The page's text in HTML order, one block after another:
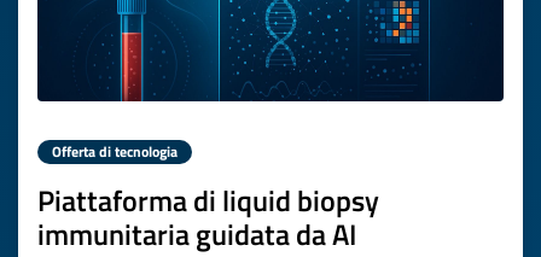
Offerta di tecnologia
Piattaforma di liquid biopsy
immunitaria guidata da AI